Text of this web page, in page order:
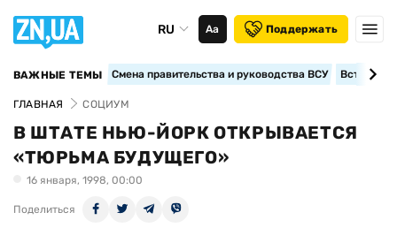
RU Аа Поддержать
ВАЖНЫЕ ТЕМЫ Смена правительства и руководства ВСУ
ГЛАВНАЯ СОЦИУМ
В ШТАТЕ НЬЮ-ЙОРК ОТКРЫВАЕТСЯ
«ТЮРЬМА БУДУЩЕГО»
16 января, 1998, 00:00
Поделиться